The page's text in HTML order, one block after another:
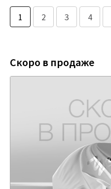
1 2 3 4
Скоро в продаже